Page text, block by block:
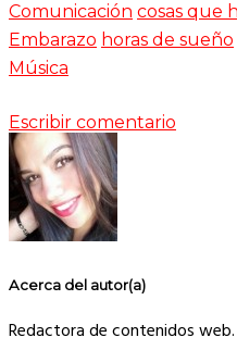
Comunicación cosas que
Embarazo horas de sueño
Música
Escribir comentario
Acerca del autor(a)
Redactora de contenidos